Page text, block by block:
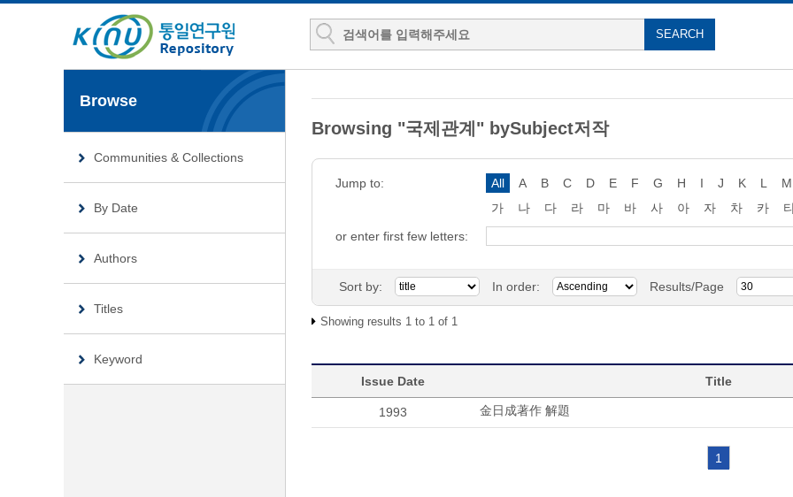
Browse
Communities & Collections
By Date
Authors
Titles
Keyword
Browsing "국제관계" bySubject저작
Jump to: All A B C D E F G H I J K L M
가
나 다 라 마 바 사 아 자 차 카
or enter first few letters:
Sort by: In order: Results/Page
Showing results 1 to 1 of 1
Issue Date Title
1993 金日成著作 解題
1